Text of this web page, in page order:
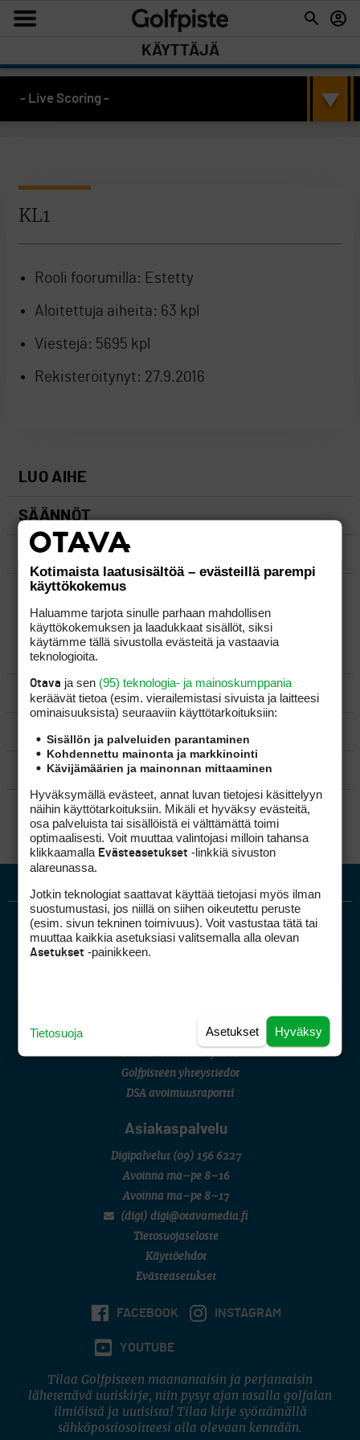
KÄYTTÄJÄ
- Live Scoring -
KL1
Rooli foorumilla: Estetty
Aloitettuja aiheita: 63 kpl
Viestejä: 5695 kpl
Rekisteröitynyt: 27.9.2016
LUO AIHE
SÄÄNNÖT
OHJEET
UUSIMMAT VIESTIKETJUT
YLEISTÄ
VÄLINEET
MATKAILU
KILPAGOLF & HARJOITTELU
SÄÄNNÖT
Mediahinnasto
Golfpisteen yhteystiedot
DSA avoimuusraportti
Asiakaspalvelu
Digipalvelut (09) 156 6227
Avoinna ma–pe 8–16
Avoinna ma–pe 8–17
(digi) digi@otavamedia.fi
Tietosuojaseloste
Käyttöehdot
Evästeasetukset
FACEBOOK INSTAGRAM
YOUTUBE
Tilaa Golfpisteen maanantaisin ja perjantaisin
lähetettävä uutiskirje, niin pysyt ajan tasalla golfalan
ilmiöistä ja uutisista! Tilaa kirje syöttämällä
sähköpostiosoitteesi alla olevaan kenttään.
Kotimaista laatusisältöä – evästeillä parempi
käyttökokemus
Haluamme tarjota sinulle parhaan mahdollisen
käyttökokemuksen ja laadukkaat sisällöt, siksi
käytämme tällä sivustolla evästeitä ja vastaavia
teknologioita.
Otava ja sen (95) teknologia- ja mainoskumppania
keräävät tietoa (esim. vierailemis­tasi sivuista ja laitteesi
ominaisuuk­sista) seuraaviin käyttötarkoituksiin:
Sisällön ja palveluiden parantaminen
Kohdennettu mainonta ja markkinointi
Kävijämäärien ja mainonnan mittaaminen
Hyväksymällä evästeet, annat luvan tietojesi käsittelyyn
näihin käyttötarkoituksiin. Mikäli et hyväksy evästeitä,
osa palveluista tai sisällöistä ei välttämättä toimi
optimaalisesti. Voit muuttaa valintojasi milloin tahansa
klikkaamalla Evästeasetukset -linkkiä sivuston
alareunassa.
Jotkin teknologiat saattavat käyttää tietojasi myös ilman
suostumustasi, jos niillä on siihen oikeutettu peruste
(esim. sivun tekninen toimivuus). Voit vastustaa tätä tai
muuttaa kaikkia asetuksiasi valitsemalla alla olevan
Asetukset -painikkeen.
Hyväksy
Asetukset
Tietosuoja